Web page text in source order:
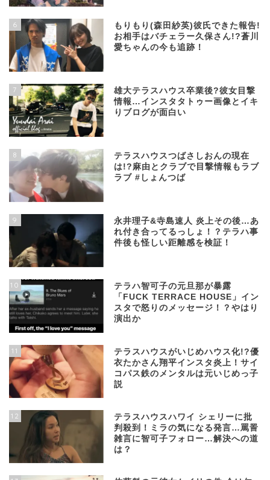
6
もりもり(森田紗英)彼氏できた報告!
お相手はバチェラー久保さん!?蒼川
愛ちゃんの今も追跡！
7
雄大テラスハウス卒業後?彼女目撃
情報…インスタタトゥー画像とイキ
りブログが面白い
8
テラスハウスつばさしおんの現在
は!?麻由とクラブで目撃情報もラブ
ラブ #しょんつば
9
永井理子&寺島速人 炎上その後…あ
れ付き合ってるっしょ！？テラハ事
件後も怪しい距離感を検証！
10
テラハ智可子の元旦那が暴露
「FUCK TERRACE HOUSE」イン
スタで怒りのメッセージ！？やはり
演出か
11
テラスハウスがいじめハウス化!?優
衣たかさん翔平インスタ炎上！サイ
コパス鉄のメンタルは元いじめっ子
説
12
テラスハウスハワイ シェリーに批
判殺到！ミラの気になる発言…罵詈
雑言に智可子フォロー…解決への道
は？